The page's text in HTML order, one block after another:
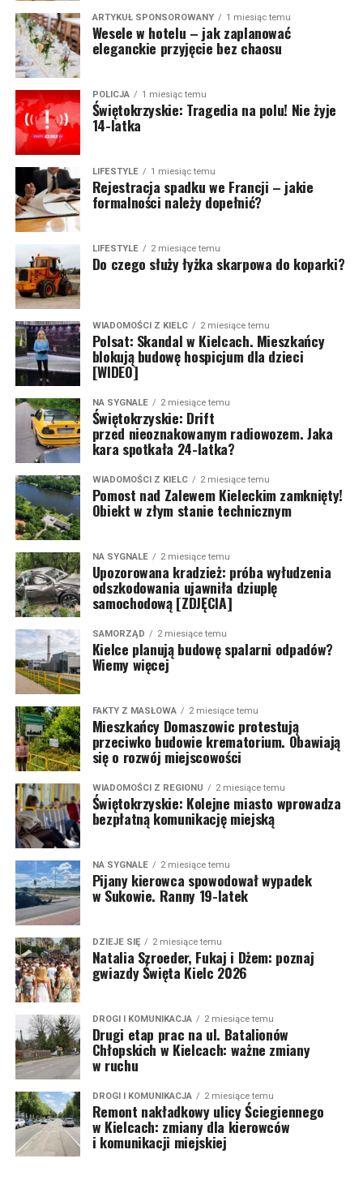
ARTYKUŁ SPONSOROWANY 1 miesiąc temu
Wesele w hotelu – jak zaplanować
eleganckie przyjęcie bez chaosu
POLICJA 1 miesiąc temu
Świętokrzyskie: Tragedia na polu! Nie żyje
14-latka
LIFESTYLE 1 miesiąc temu
Rejestracja spadku we Francji – jakie
formalności należy dopełnić?
LIFESTYLE 2 miesiące temu
Do czego służy łyżka skarpowa do koparki?
WIADOMOŚCI Z KIELC 2 miesiące temu
Polsat: Skandal w Kielcach. Mieszkańcy
blokują budowę hospicjum dla dzieci
[WIDEO]
NA SYGNALE 2 miesiące temu
Świętokrzyskie: Drift
przed nieoznakowanym radiowozem. Jaka
kara spotkała 24-latka?
WIADOMOŚCI Z KIELC 2 miesiące temu
Pomost nad Zalewem Kieleckim zamknięty!
Obiekt w złym stanie technicznym
NA SYGNALE 2 miesiące temu
Upozorowana kradzież: próba wyłudzenia
odszkodowania ujawniła dziuplę
samochodową [ZDJĘCIA]
SAMORZĄD 2 miesiące temu
Kielce planują budowę spalarni odpadów?
Wiemy więcej
FAKTY Z MASŁOWA 2 miesiące temu
Mieszkańcy Domaszowic protestują
przeciwko budowie krematorium. Obawiają
się o rozwój miejscowości
WIADOMOŚCI Z REGIONU 2 miesiące temu
Świętokrzyskie: Kolejne miasto wprowadza
bezpłatną komunikację miejską
NA SYGNALE 2 miesiące temu
Pijany kierowca spowodował wypadek
w Sukowie. Ranny 19-latek
DZIEJE SIĘ 2 miesiące temu
Natalia Szroeder, Fukaj i Dżem: poznaj
gwiazdy Święta Kielc 2026
DROGI I KOMUNIKACJA 2 miesiące temu
Drugi etap prac na ul. Batalionów
Chłopskich w Kielcach: ważne zmiany
w ruchu
DROGI I KOMUNIKACJA 2 miesiące temu
Remont nakładkowy ulicy Ściegiennego
w Kielcach: zmiany dla kierowców
i komunikacji miejskiej